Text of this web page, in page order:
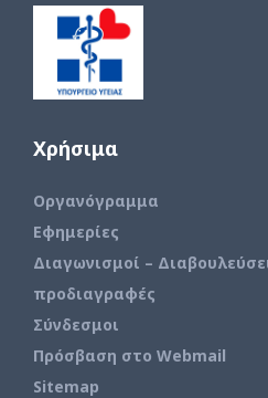
Χρήσιμα
Οργανόγραμμα
Εφημερίες
Διαγωνισμοί –
προδιαγραφές
Σύνδεσμοι
Πρόσβαση στο Webmail
Sitemap